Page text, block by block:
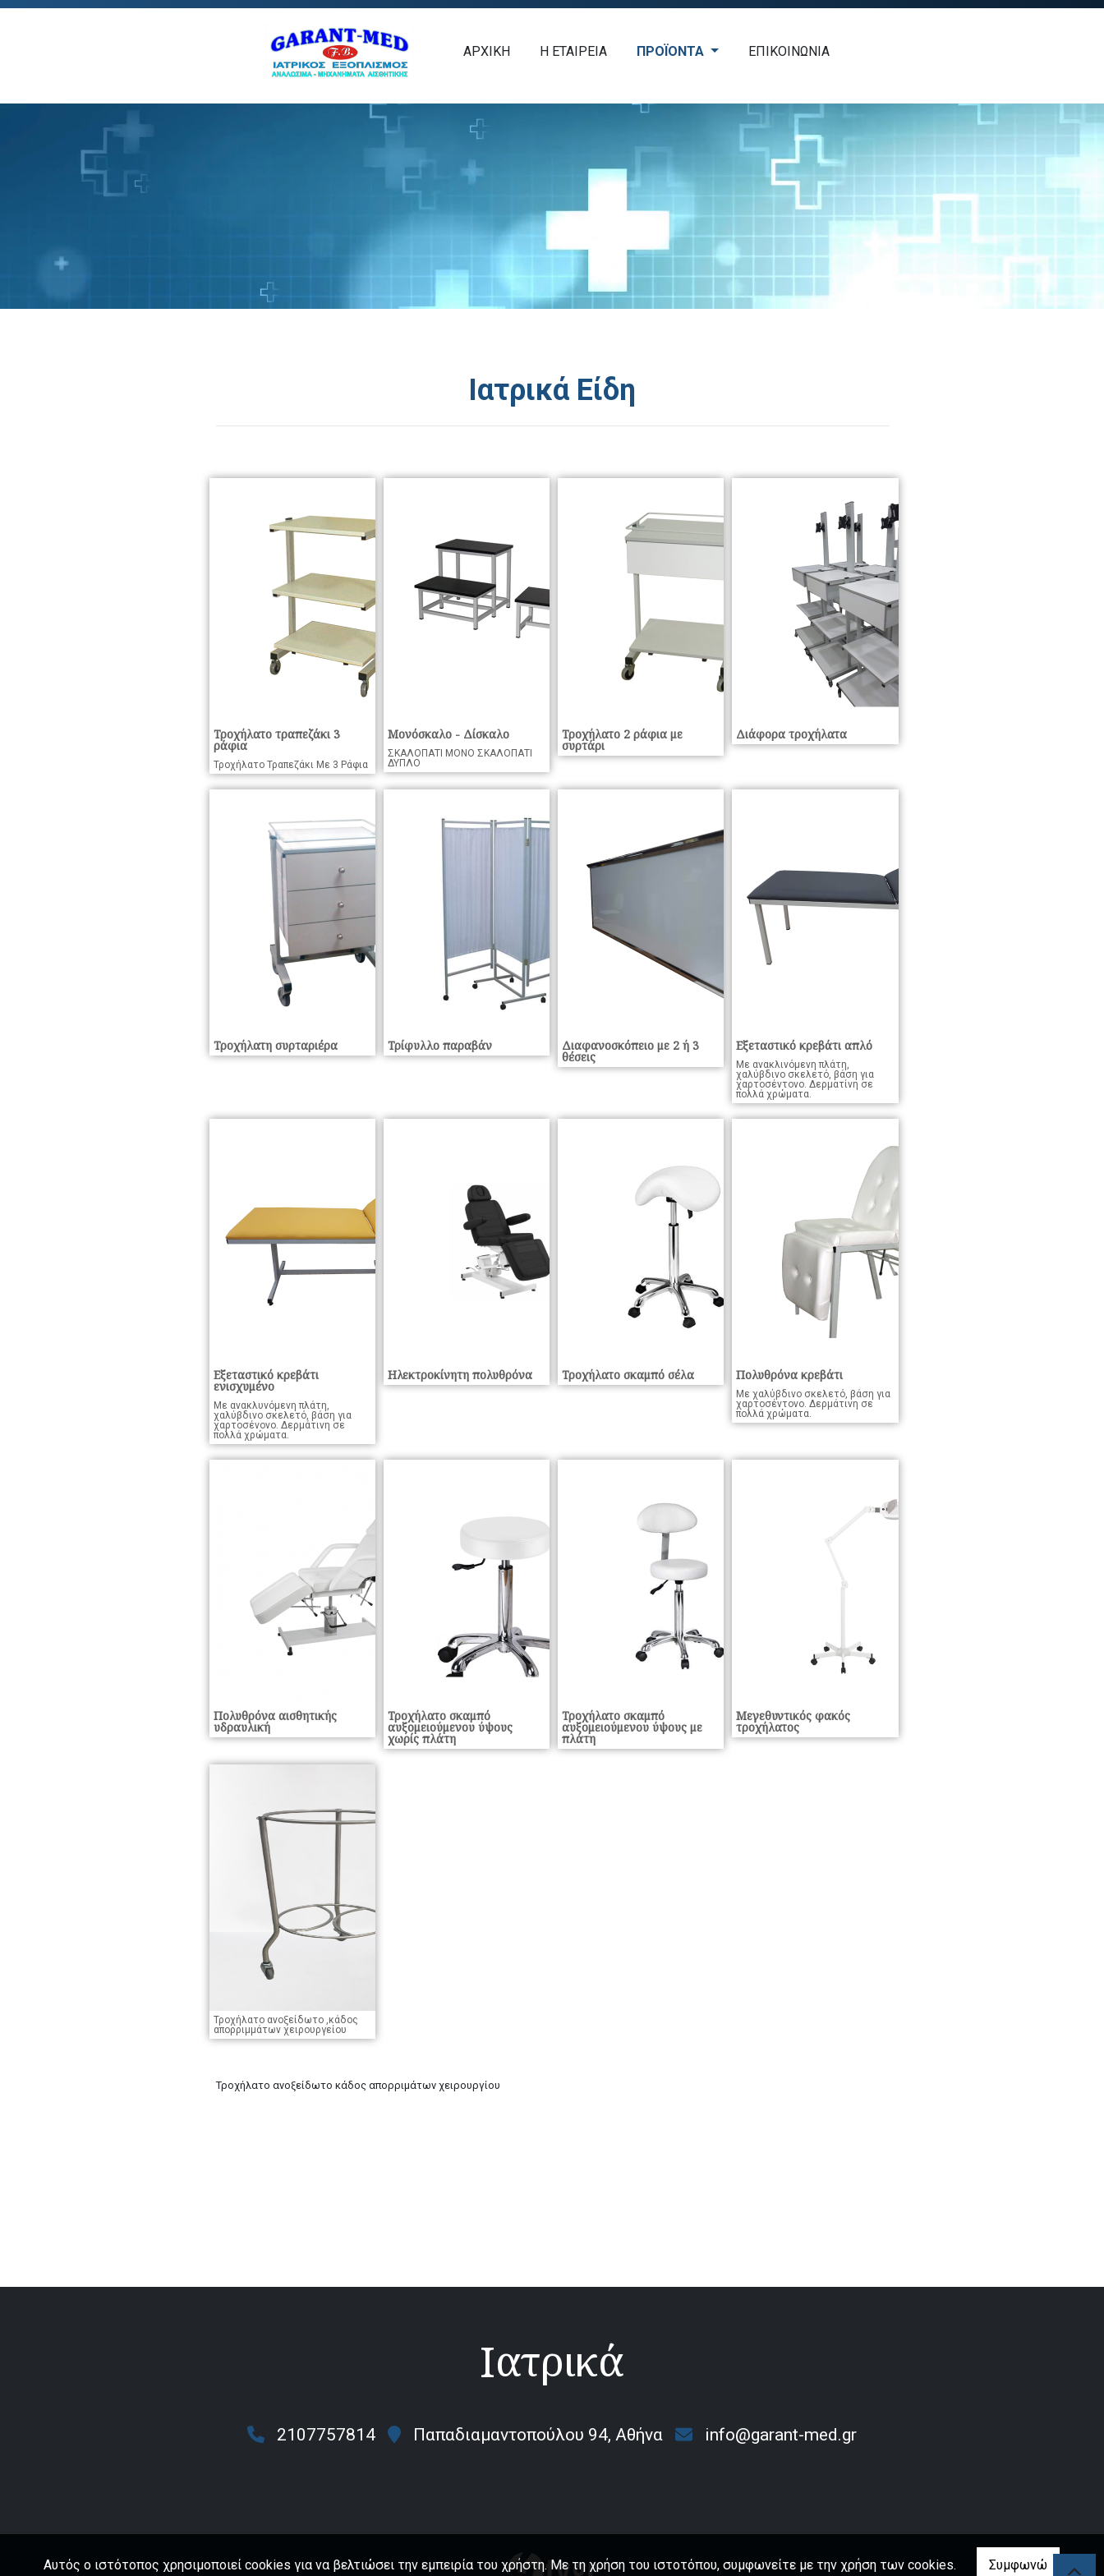
ΑΡΧΙΚΗ Η ΕΤΑΙΡΕΙΑ ΠΡΟÏΟΝΤΑ ΕΠΙΚΟΙΝΩΝΙΑ
Ιατρικά Είδη
Τροχήλατο τραπεζάκι 3
ράφια
Τροχήλατο Τραπεζάκι Με 3 Ράφια
Mονόσκαλο - Δίσκαλο
ΣΚΑΛΟΠΑΤΙ ΜΟΝΟ ΣΚΑΛΟΠΑΤΙ
ΔΥΠΛΟ
Τροχήλατο 2 ράφια με
συρτάρι
Διάφορα τροχήλατα
Τροχήλατη συρταριέρα Τρίφυλλο παραβάν Διαφανοσκόπειο με 2 ή 3
θέσεις
Εξεταστικό κρεβάτι απλό
Με ανακλινόμενη πλάτη,
χαλύβδινο σκελετό, βάση για
χαρτοσέντονο. Δερματίνη σε
πολλά χρώματα.
Εξεταστικό κρεβάτι
ενισχυμένο
Με ανακλυνόμενη πλάτη,
χαλύβδινο σκελετό, βάση για
χαρτοσένονο. Δερμάτινη σε
πολλά χρώματα.
Ηλεκτροκίνητη πολυθρόνα Τροχήλατο σκαμπό σέλα Πολυθρόνα κρεβάτι
Με χαλύβδινο σκελετό, βάση για
χαρτοσέντονο. Δερμάτινη σε
πολλά χρώματα.
Πολυθρόνα αισθητικής
υδραυλική
Τροχήλατο σκαμπό
αυξομειούμενου ύψους
χωρίς πλάτη
Τροχήλατο σκαμπό
αυξομειούμενου ύψους με
πλάτη
Μεγεθυντικός φακός
τροχήλατος
Τροχήλατο ανοξείδωτο ,κάδος
απορριμμάτων χειρουργείου
Τροχήλατο ανοξείδωτο κάδος απορριμάτων χειρουργίου
Ιατρικά
2107757814 Παπαδιαμαντοπούλου 94, Αθήνα info@garant-med.gr
Αυτός ο ιστότοπος χρησιμοποιεί cookies για να βελτιώσει την εμπειρία του χρήστη. Με τη χρήση του ιστοτόπου, συμφωνείτε με την χρήση των cookies. Συμφωνώ